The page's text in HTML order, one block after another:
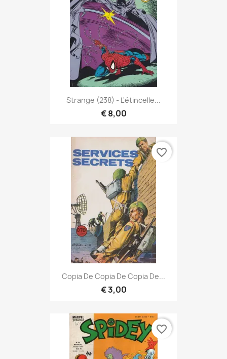
Strange (238) - L'étincelle...
€ 8,00
Copia De Copia De Copia De...
€ 3,00
favorite_border
favorite_border